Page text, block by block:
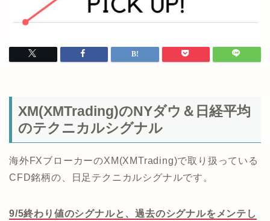
XM(XMTrading)のNYダウ＆日経平均
のテクニカルシグナル
海外FXブローカーのXM(XMTrading)で取り扱っている
CFD銘柄の、日足テクニカルシグナルです。
9/5終わり値のシグナルと、過去のシグナルをメンテし